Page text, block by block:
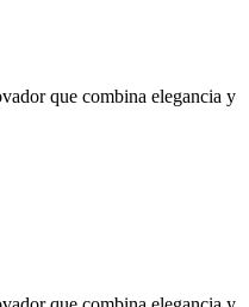
que combina elegancia y